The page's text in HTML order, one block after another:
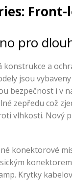
pro
konstrukce a
jsou
bezpečnost i v
zepředu což
vlhkosti. Nový
konektorové
Krytky